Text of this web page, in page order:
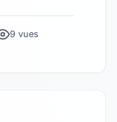
9 vues